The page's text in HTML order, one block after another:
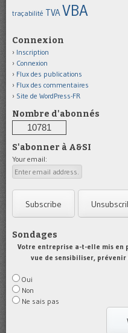
traçabilité TVAVBA
Connexion
Inscription
Connexion
Flux des publications
Flux des commentaires
Site de WordPress-FR
Nombre d'abonnés
10781
S'abonner à A&SI
Your email:
Sondages
Votre entreprise a-t-elle mis en
vue de sensibiliser,
Oui
Non
Ne sais pas